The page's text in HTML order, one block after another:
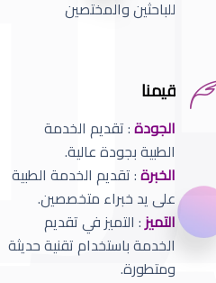
للباحثين والمختصين
قيمنا
الجودة: تقديم الخدمة
الطبية بجودة عالية.
الخبرة: تقديم الخدمة الطبية
على يد خبراء متخصصين.
التميز: التميز في تقديم
الخدمة باستخدام تقنية حديثة
ومتطورة.